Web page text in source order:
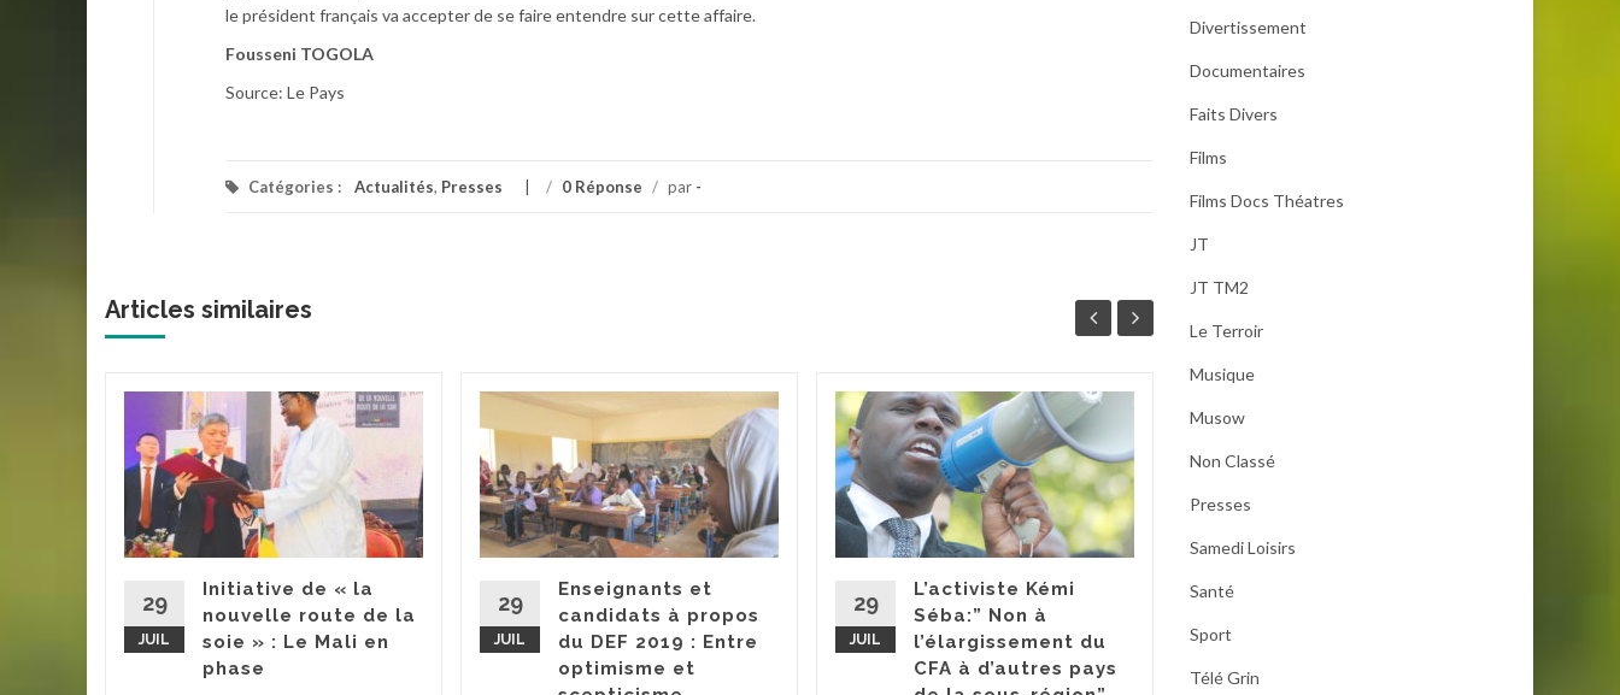
le président français va accepter de se faire entendre sur cette affaire.
Fousseni TOGOLA
Source: Le Pays
Catégories : Actualités, Presses / 0 Réponse / par -
Articles similaires
29
JUIL
Initiative de « la
nouvelle route de la
soie » : Le Mali en
phase
29
JUIL
Enseignants et
candidats à propos
du DEF 2019 : Entre
optimisme et
29
JUIL
L’activiste Kémi
Séba:” Non à
l’élargissement du
CFA à d’autres pays
Mr Kalilou Ibrahim Touré,
Divertissement
Documentaires
Faits Divers
Films
Films Docs Théatres
JT
JT TM2
Le Terroir
Musique
Musow
Non Classé
Presses
Samedi Loisirs
Santé
Sport
Télé Grin